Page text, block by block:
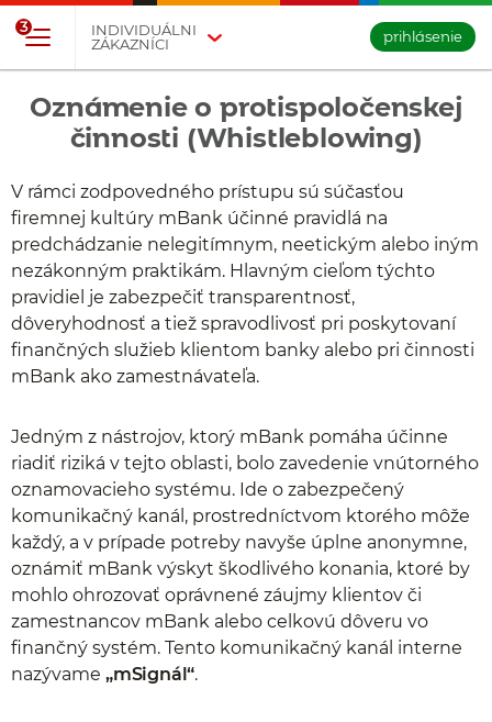
INDIVIDUÁLNI
ZÁKAZNÍCI
3
prihlásenie
Oznámenie o protispoločenskej
činnosti (Whistleblowing)
V rámci zodpovedného prístupu sú súčasťou
firemnej kultúry mBank účinné pravidlá na
predchádzanie nelegitímnym, neetickým alebo iným
nezákonným praktikám. Hlavným cieľom týchto
pravidiel je zabezpečiť transparentnosť,
dôveryhodnosť a tiež spravodlivosť pri poskytovaní
finančných služieb klientom banky alebo pri činnosti
mBank ako zamestnávateľa.
Jedným z nástrojov, ktorý mBank pomáha účinne
riadiť riziká v tejto oblasti, bolo zavedenie vnútorného
oznamovacieho systému. Ide o zabezpečený
komunikačný kanál, prostredníctvom ktorého môže
každý, a v prípade potreby navyše úplne anonymne,
oznámiť mBank výskyt škodlivého konania, ktoré by
mohlo ohrozovať oprávnené záujmy klientov či
zamestnancov mBank alebo celkovú dôveru vo
finančný systém. Tento komunikačný kanál interne
nazývame „mSignál“.